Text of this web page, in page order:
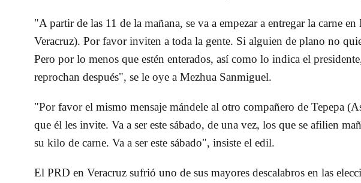
"A partir de las 11 de la mañana, se va a empezar a entregar la carne
Veracruz). Por favor inviten a toda la gente. Si alguien de plano no
Pero por lo menos que estén enterados, así como lo indica el
reprochan después", se le oye a Mezhua Sanmiguel.
"Por favor el mismo mensaje mándele al otro compañero de Tepepa
que él les invite. Va a ser este sábado, de una vez, los que se afilien
su kilo de carne. Va a ser este sábado", insiste el edil.
El PRD en Veracruz sufrió uno de sus mayores descalabros en las